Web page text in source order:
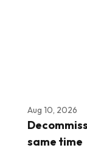
Aug 10, 2026
same time